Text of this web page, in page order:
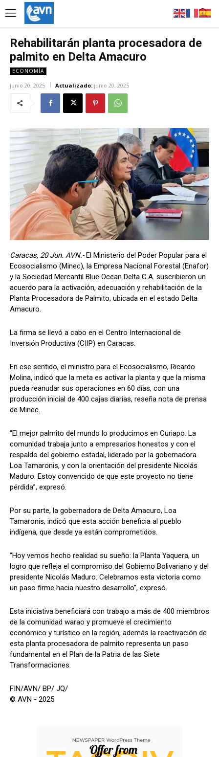
Rehabilitarán planta procesadora de
palmito en Delta Amacuro
ECONOMÍA
junio 20, 2025 Actualizado: junio 20, 2025
Caracas, 20 Jun. AVN.-El Ministerio del Poder Popular para el
Ecosocialismo (Minec), la Empresa Nacional Forestal (Enafor)
y la Sociedad Mercantil Blue Ocean Delta C.A. suscribieron un
acuerdo para la activación, adecuación y rehabilitación de la
Planta Procesadora de Palmito, ubicada en el estado Delta
Amacuro.
La firma se llevó a cabo en el Centro Internacional de
Inversión Productiva (CIIP) en Caracas.
En ese sentido, el ministro para el Ecosocialismo, Ricardo
Molina, indicó que la meta es activar la planta y que la misma
pueda reanudar sus operaciones en 60 días, con una
producción inicial de 400 cajas diarias, reseña nota de prensa
de Minec.
“El mejor palmito del mundo lo producimos en Curiapo. La
comunidad trabaja junto a empresarios honestos y con el
respaldo del gobierno estadal, liderado por la gobernadora
Loa Tamaronis, y con la orientación del presidente Nicolás
Maduro. Estoy convencido de que este proyecto no tiene
pérdida”, expresó.
Por su parte, la gobernadora de Delta Amacuro, Loa
Tamaronis, indicó que esta acción beneficia al pueblo
indígena, que desde ya están comprometidos.
“Hoy vemos hecho realidad su sueño: la Planta Yaquera, un
logro que refleja el compromiso del Gobierno Bolivariano y del
presidente Nicolás Maduro. Celebramos esta victoria como
un paso firme hacia nuestro desarrollo”, expresó.
Esta iniciativa beneficiará con trabajo a más de 400 miembros
de la comunidad warao y promueve el crecimiento
económico y turístico en la región, además la reactivación de
esta planta procesadora de palmito representa un paso
fundamental en el Plan de la Patria de las Siete
Transformaciones.
FIN/AVN/ BP/ JQ/
© AVN - 2025